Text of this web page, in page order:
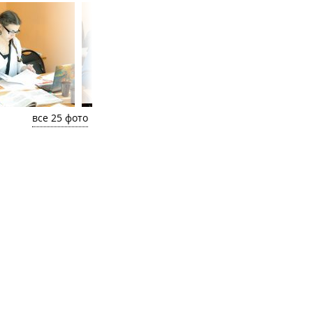
все 25 фото